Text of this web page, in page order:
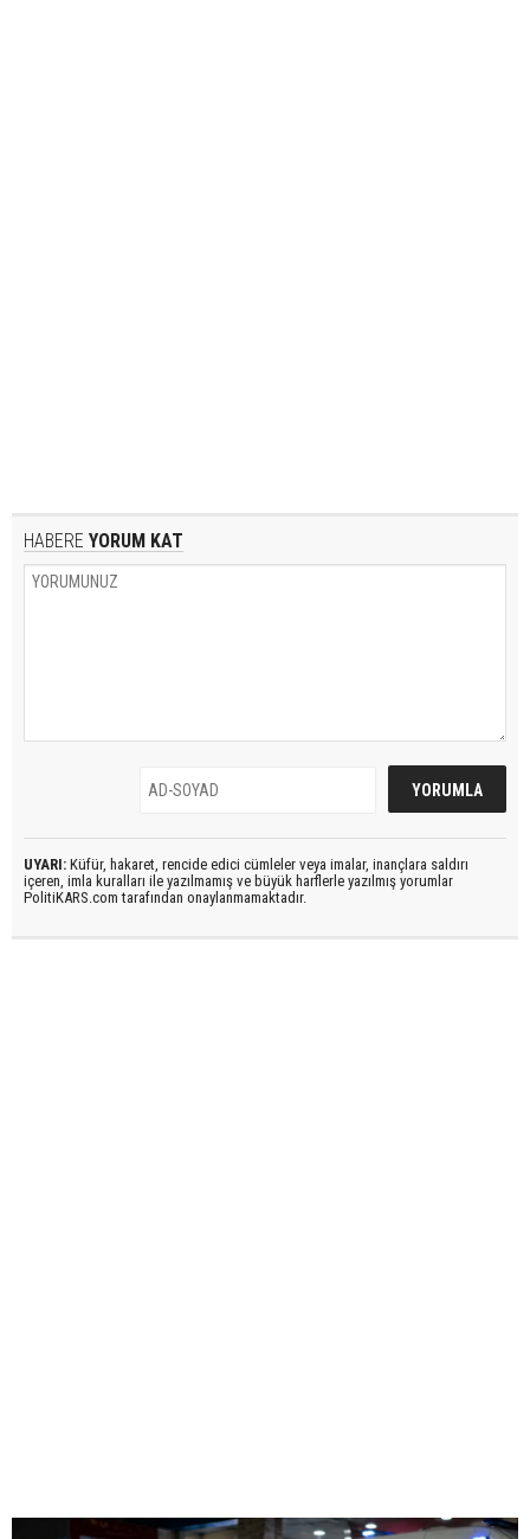
HABERE YORUM KAT
UYARI: Küfür, hakaret, rencide edici cümleler veya imalar, inançlara saldırı
içeren, imla kuralları ile yazılmamış ve büyük harflerle yazılmış yorumlar
PolitiKARS.com tarafından onaylanmamaktadır.